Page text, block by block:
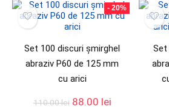
- 20%
Set 100 discuri șmirghel
abraziv P60 de 125 mm
cu arici
110.00lei 88.00 lei
Set